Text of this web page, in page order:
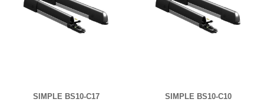
SIMPLE BS10-C17 SIMPLE BS10-C10